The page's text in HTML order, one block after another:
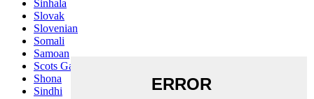
Sinhala
Slovak
Slovenian
Somali
Samoan
Scots Gaelic
Shona
Sindhi